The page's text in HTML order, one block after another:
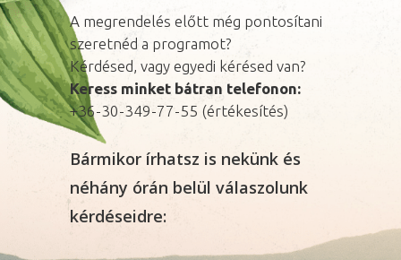
A megrendelés előtt még pontosítani
szeretnéd a programot?
Kérdésed, vagy egyedi kérésed van?
Keress minket bátran telefonon:
+36-30-349-77-55 (értékesítés)
Bármikor írhatsz is nekünk és
néhány órán belül válaszolunk
kérdéseidre: